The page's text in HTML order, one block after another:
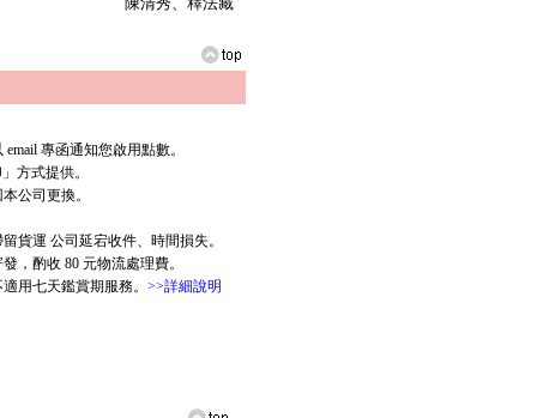
專函通知您啟用點數。
方式提供。
公司更換。
貨運 公司延宕收件、時間損失。
，酌收 80 元物流處理費。
用七天鑑賞期服務。 >>詳細說明